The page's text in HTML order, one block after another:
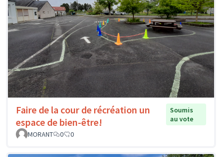
Faire de la cour de récréation un
espace de bien-être!
Soumis
au vote
MORANT
0 0